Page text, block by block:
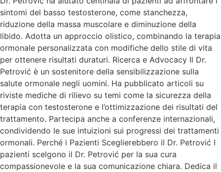
sintomi del basso testosterone, come stanchezza,
riduzione della massa muscolare e diminuzione della
libido. Adotta un approccio olistico, combinando la terapia
ormonale personalizzata con modifiche dello stile di vita
per ottenere risultati duraturi. Ricerca e Advocacy Il Dr.
Petrović è un sostenitore della sensibilizzazione sulla
salute ormonale negli uomini. Ha pubblicato articoli su
riviste mediche di rilievo su temi come la sicurezza della
terapia con testosterone e l’ottimizzazione dei risultati del
trattamento. Partecipa anche a conferenze internazionali,
condividendo le sue intuizioni sui progressi dei trattamenti
ormonali. Perché i Pazienti Sceglierebbero il Dr. Petrović I
pazienti scelgono il Dr. Petrović per la sua cura
compassionevole e la sua comunicazione chiara. Dedica il